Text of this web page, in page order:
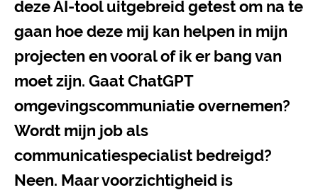
deze AI-tool uitgebreid getest om na te
gaan hoe deze mij kan helpen in mijn
projecten en vooral of ik er bang van
moet zijn. Gaat ChatGPT
omgevingscommuniatie overnemen?
Wordt mijn job als
communicatiespecialist bedreigd?
Neen. Maar voorzichtigheid is